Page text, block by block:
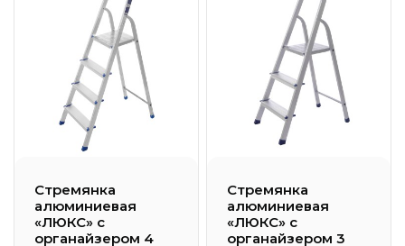
Стремянка
алюминиевая
«ЛЮКС» с
органайзером 4
Стремянка
алюминиевая
«ЛЮКС» с
органайзером 3